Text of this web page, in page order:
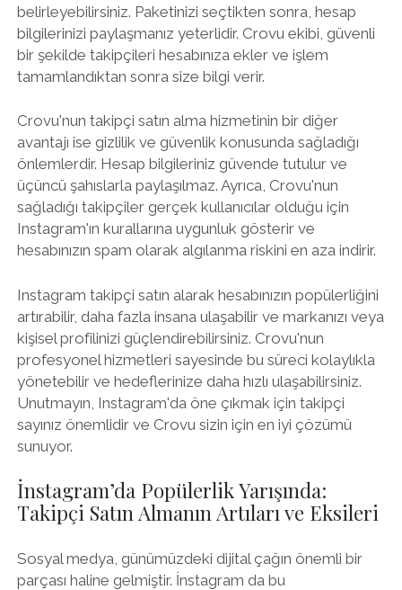
belirleyebilirsiniz. Paketinizi seçtikten sonra, hesap
bilgilerinizi paylaşmanız yeterlidir. Crovu ekibi, güvenli
bir şekilde takipçileri hesabınıza ekler ve işlem
tamamlandıktan sonra size bilgi verir.
Crovu'nun takipçi satın alma hizmetinin bir diğer
avantajı ise gizlilik ve güvenlik konusunda sağladığı
önlemlerdir. Hesap bilgileriniz güvende tutulur ve
üçüncü şahıslarla paylaşılmaz. Ayrıca, Crovu'nun
sağladığı takipçiler gerçek kullanıcılar olduğu için
Instagram'ın kurallarına uygunluk gösterir ve
hesabınızın spam olarak algılanma riskini en aza indirir.
Instagram takipçi satın alarak hesabınızın popülerliğini
artırabilir, daha fazla insana ulaşabilir ve markanızı veya
kişisel profilinizi güçlendirebilirsiniz. Crovu'nun
profesyonel hizmetleri sayesinde bu süreci kolaylıkla
yönetebilir ve hedeflerinize daha hızlı ulaşabilirsiniz.
Unutmayın, Instagram'da öne çıkmak için takipçi
sayınız önemlidir ve Crovu sizin için en iyi çözümü
sunuyor.
İnstagram’da Popülerlik Yarışında:
Takipçi Satın Almanın Artıları ve Eksileri
Sosyal medya, günümüzdeki dijital çağın önemli bir
parçası haline gelmiştir. İnstagram da bu